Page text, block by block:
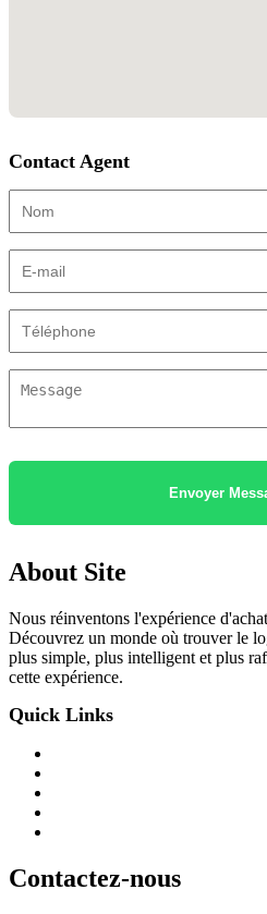
Contact Agent
Envoyer
About Site
Nous réinventons l'expérience
Découvrez un monde où trouver le
plus simple, plus intelligent et plus
cette expérience.
Quick Links
Contactez-nous